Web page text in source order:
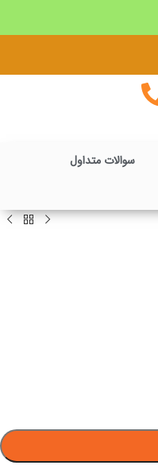
سوالات متداول